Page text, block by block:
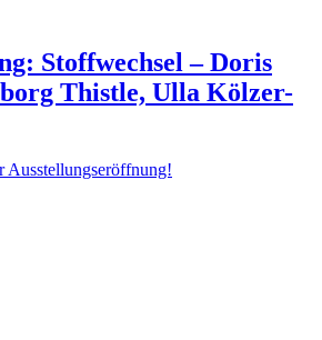
Stoffwechsel – Doris
Thistle, Ulla Kölzer-
Ausstellungseröffnung!